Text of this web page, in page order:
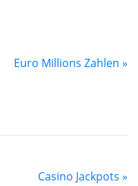
Euro Millions Zahlen »
Casino Jackpots »